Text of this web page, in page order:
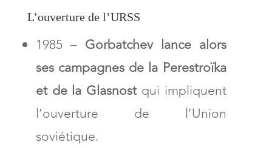
L’ouverture de l’URSS
1985 – Gorbatchev lance alors
ses campagnes de la Perestroïka
et de la Glasnostqui impliquent
l’ouverture de l’Union
soviétique.